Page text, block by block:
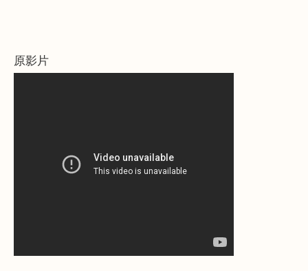
原影片